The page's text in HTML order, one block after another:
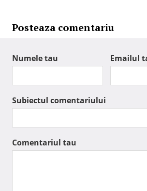
Posteaza comentariu
Numele tau Emailul
Subiectul comentariului
Comentariul tau